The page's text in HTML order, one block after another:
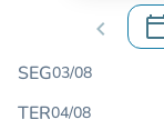
chevron_left .
SEG03/08
TER04/08